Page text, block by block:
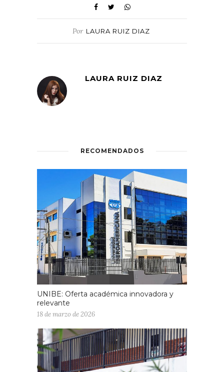
Por LAURA RUIZ DIAZ
LAURA RUIZ DIAZ
RECOMENDADOS
UNIBE: Oferta académica innovadora y
relevante
18 de marzo de 2026